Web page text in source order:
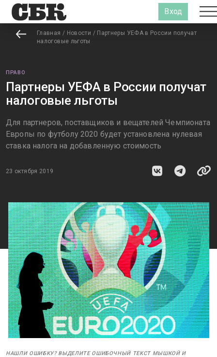
Вход
Главная / Новости / Партнеры УЕФА в России получат
налоговые льготы
ПРАВО
Партнеры УЕФА в России получат
налоговые льготы
Для партнеров, поставщиков и вещателей Чемпионата
Европы по футболу 2020 будет установлена нулевая
ставка налога на добавленную стоимость
23 октября 2019
НАШЛИ ОШИБКУ? ВЫДЕЛИТЕ ОШИБОЧНЫЙ ТЕКСТ МЫШКОЙ И